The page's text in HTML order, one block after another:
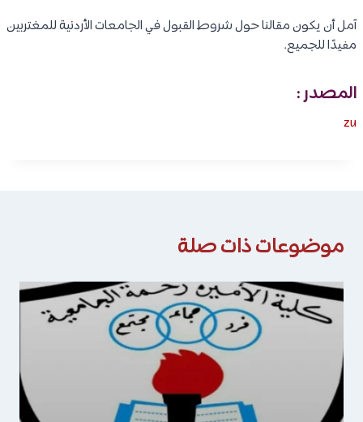
آمل أن يكون مقالنا حول شروط القبول في الجامعات الأردنية للمغتربين
مفيدًا للجميع.
المصدر :
zu
موضوعات ذات صلة